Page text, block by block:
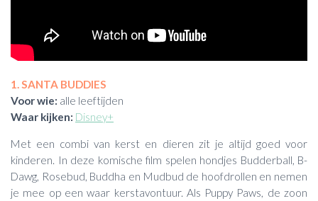
1. SANTA BUDDIES
Voor wie: alle leeftijden
Waar kijken: Disney+
Met een combi van kerst en dieren zit je altijd goed voor
kinderen. In deze komische film spelen hondjes Budderball, B-
Dawg, Rosebud, Buddha en Mudbud de hoofdrollen en nemen
je mee op een waar kerstavontuur. Als Puppy Paws, de zoon